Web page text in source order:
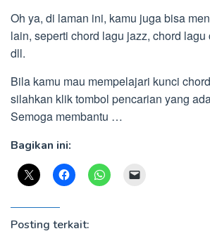
Oh ya, di laman ini, kamu juga bisa
lain, seperti chord lagu jazz, chord lagu
dll.
Bila kamu mau mempelajari kunci
silahkan klik tombol pencarian yang
Semoga membantu …
Bagikan ini:
Posting terkait: